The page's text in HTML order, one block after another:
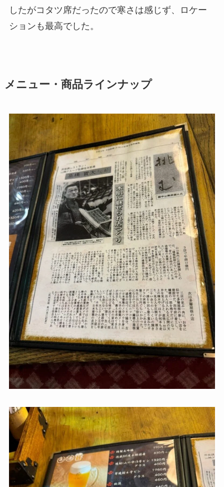
したがコタツ席だったので寒さは感じず、ロケー
ションも最高でした。
メニュー・商品ラインナップ